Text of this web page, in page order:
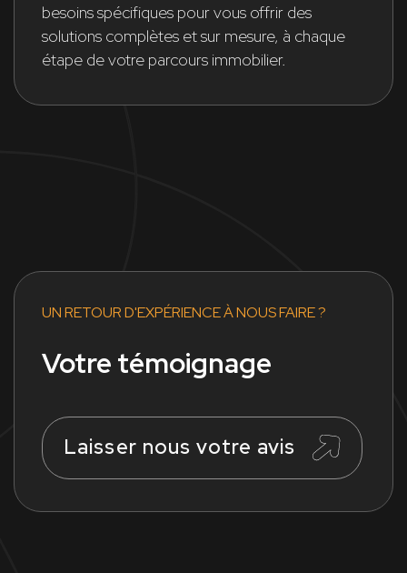
besoins spécifiques pour vous offrir des
solutions complètes et sur mesure, à chaque
étape de votre parcours immobilier.
UN RETOUR D'EXPÉRIENCE À NOUS FAIRE ?
Votre témoignage
Laisser nous votre avis